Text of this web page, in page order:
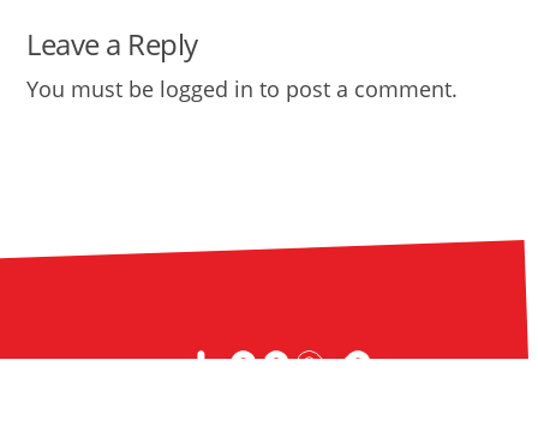
Leave a Reply
You must be logged in to post a comment.